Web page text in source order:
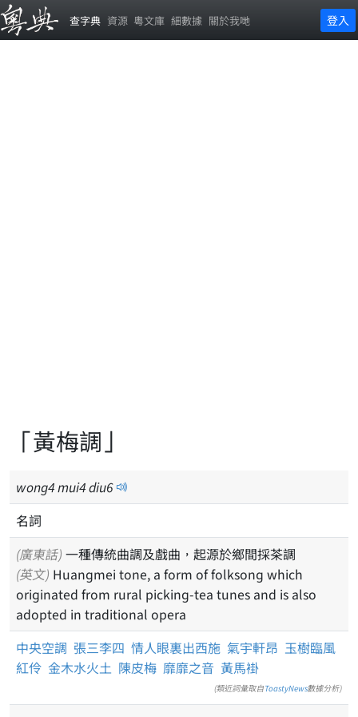
查字典 資源 粵文庫 細數據 關於我哋 登入
「黃梅調」
wong4mui4diu6
名詞
(廣東話) 一種傳統曲調及戲曲，起源於鄉間採茶調
(英文) Huangmei tone, a form of folksong which
originated from rural picking-tea tunes and is also
adopted in traditional opera
中央空調 張三李四 情人眼裏出西施 氣宇軒昂 玉樹臨風
紅伶 金木水火土 陳皮梅 靡靡之音 黃馬褂
(類近詞彙取自ToastyNews數據分析)